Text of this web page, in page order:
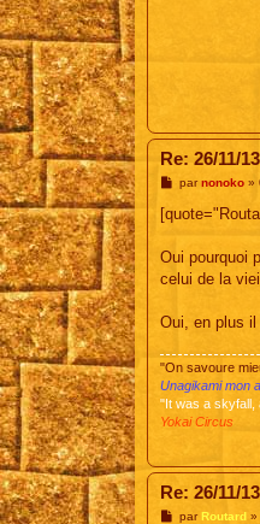
Re: 26/11/
M
s
g
parnonoko»
Oui pourquoi
celui de la
Oui, en plus
"On savoure
Unagikami mon
"It was a skyfall,
Yokai Circus
Re: 26/11/
MparRoutard»